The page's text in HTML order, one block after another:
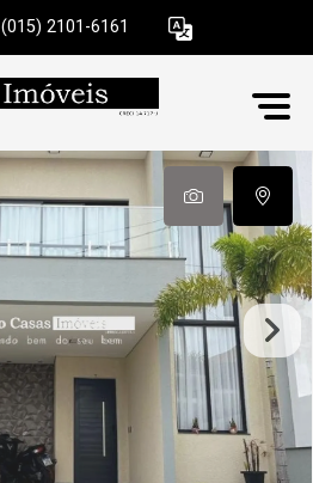
(015) 2101-6161